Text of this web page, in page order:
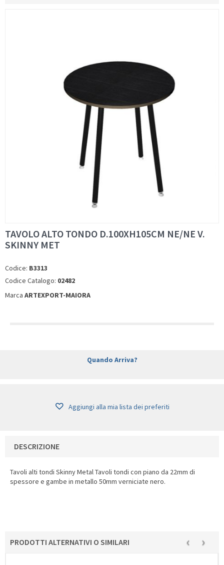
TAVOLO ALTO TONDO D.100XH105CM NE/NE V.
SKINNY MET
Codice: B3313
Codice Catalogo: 02482
Marca ARTEXPORT-MAIORA
Quando Arriva?
Aggiungi alla mia lista dei preferiti
DESCRIZIONE
Tavoli alti tondi Skinny Metal Tavoli tondi con piano da 22mm di
spessore e gambe in metallo 50mm verniciate nero.
PRODOTTI ALTERNATIVI O SIMILARI ‹ ›